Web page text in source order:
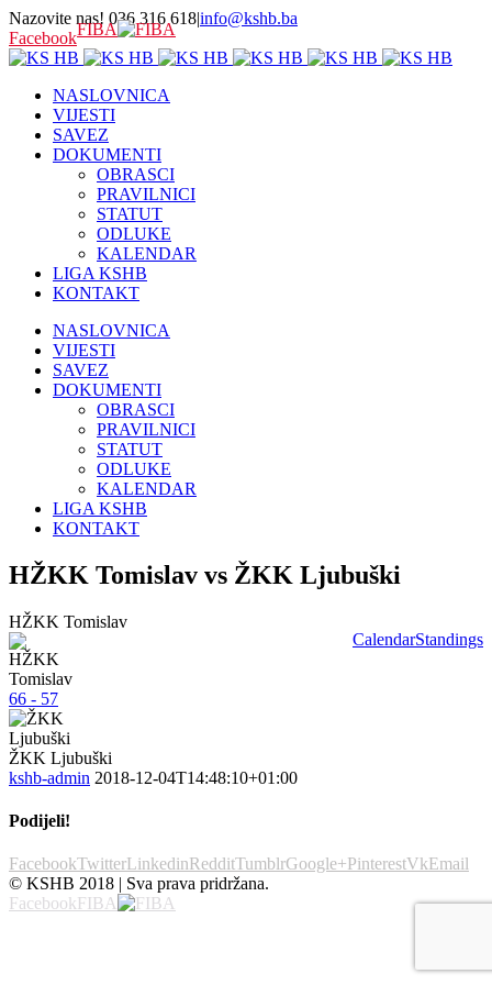
Nazovite nas! 036 316 618|info@kshb.ba
FacebookFIBA
NASLOVNICA
VIJESTI
SAVEZ
DOKUMENTI
OBRASCI
PRAVILNICI
STATUT
ODLUKE
KALENDAR
LIGA KSHB
KONTAKT
NASLOVNICA
VIJESTI
SAVEZ
DOKUMENTI
OBRASCI
PRAVILNICI
STATUT
ODLUKE
KALENDAR
LIGA KSHB
KONTAKT
HŽKK Tomislav vs ŽKK Ljubuški
CalendarStandings
HŽKK Tomislav
66 - 57
ŽKK Ljubuški
kshb-admin 2018-12-04T14:48:10+01:00
Podijeli!
FacebookTwitterLinkedinRedditTumblrGoogle+PinterestVkEmail
© KSHB 2018 | Sva prava pridržana.
FacebookFIBA